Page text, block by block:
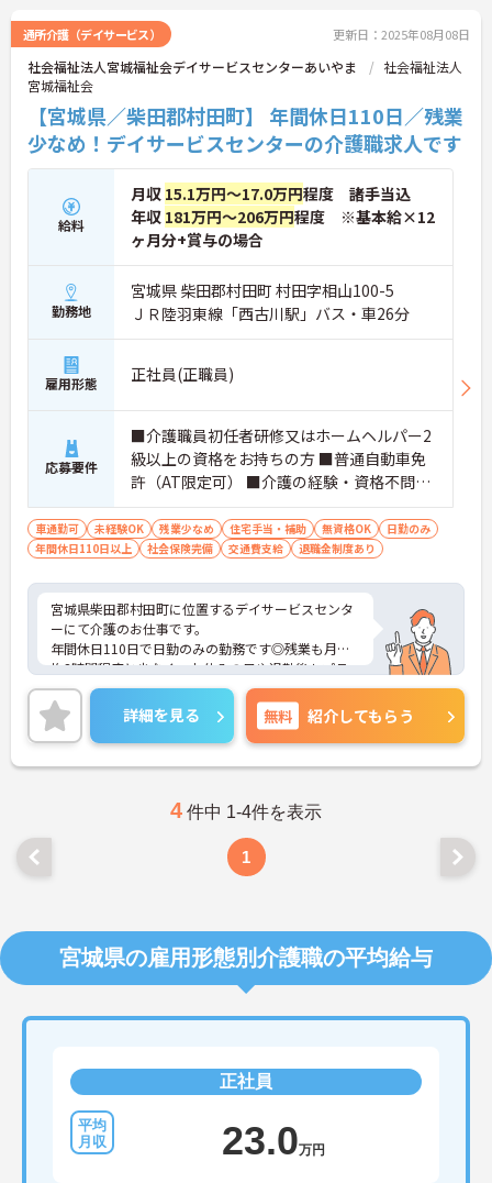
通所介護（デイサービス） 更新日：2025年08月08日
社会福祉法人宮城福祉会デイサービスセンターあいやま
社会福祉法人
宮城福祉会
【宮城県／柴田郡村田町】 年間休日110日／残業
少なめ！デイサービスセンターの介護職求人です
給料
月収 15.1万円～17.0万円程度 諸手当込
年収 181万円～206万円程度 ※基本給×12
ヶ月分+賞与の場合
勤務地
宮城県 柴田郡村田町 村田字相山100-5
ＪＲ陸羽東線「西古川駅」バス・車26分
雇用形態 正社員(正職員)
応募要件
■介護職員初任者研修又はホームヘルパー2
級以上の資格をお持ちの方 ■普通自動車免
許（AT限定可） ■介護の経験・資格不問
【下記あれば尚可】 ・介護福祉士 ・介護職
員実務者研修（旧ヘルパー1級） ・介護職員
初任者研修（旧ヘルパー2級）
車通勤可 未経験OK 残業少なめ 住宅手当・補助 無資格OK
日勤のみ
年間休日110日以上
社会保険完備 交通費支給 退職金制度あり
宮城県柴田郡村田町に位置するデイサービスセンタ
ーにて介護のお仕事です。
年間休日110日で日勤のみの勤務です◎残業も月平
均3時間程度と少なく、お休みの日や退勤後もプラ
イベート充実！
資格・経験不問なため、介護職初めての方もぜひご
応募ください！
ご興味のある方には、面接対策ポイントなど、さら
に詳細をお話しいたしますので、お気軽にご相談く
詳細を見る 無料 紹介してもらう
4 件中 1-4件を表示
1
宮城県の雇用形態別介護職の平均給与
正社員
23.0万円